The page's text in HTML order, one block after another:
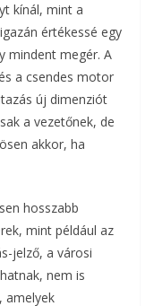
kínál, mint a
értékessé egy
mindent megér. A
a csendes motor
új dimenziót
a vezetőnek, de
akkor, ha
hosszabb
mint például az
jelző, a városi
nem is
amelyek